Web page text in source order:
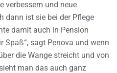
verbessern und neue
dann ist sie bei der Pflege
damit auch in Pension
Spaß“, sagt Penova und wenn
die Wange streicht und von
man das auch ganz